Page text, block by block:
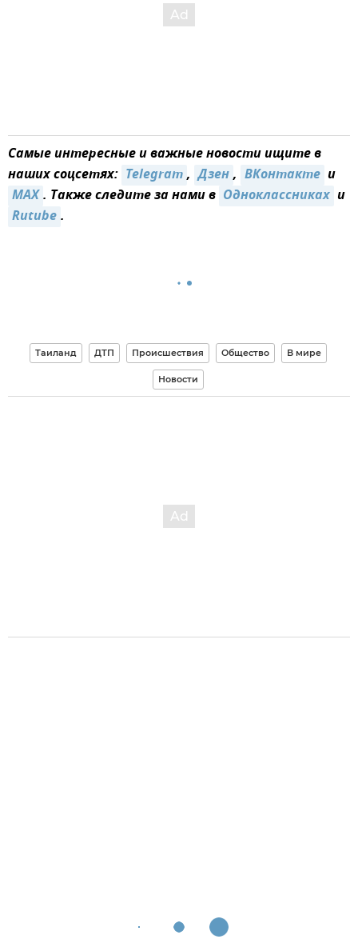
Самые интересные и важные новости ищите в
наших соцсетях: Telegram, Дзен, ВКонтакте и
MAX. Также следите за нами в Одноклассниках и
Rutube.
Таиланд ДТП Происшествия Общество В мире
Новости